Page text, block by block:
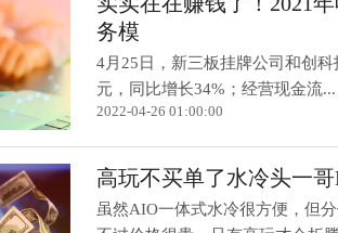
务模
4月25日，新三板挂牌公司和创
元，同比增长34%；经营现金流...
2022-04-26 01:00:00
高玩不买单了水冷头一
虽然AIO一体式水冷很方便，但